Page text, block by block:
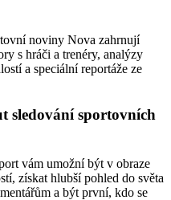
noviny Nova zahrnují
s hráči a trenéry, analýzy
a speciální reportáže ze
sledování sportovních
vám umožní být v obraze
získat hlubší pohled do světa
a být první, kdo se